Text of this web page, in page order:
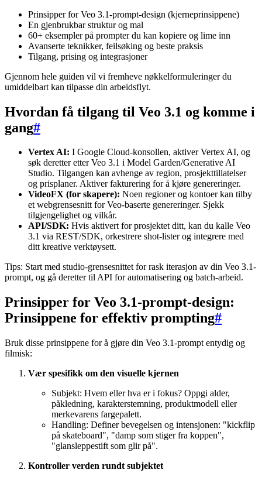
Prinsipper for Veo 3.1-prompt-design (kjerneprinsippene)
En gjenbrukbar struktur og mal
60+ eksempler på prompter du kan kopiere og lime inn
Avanserte teknikker, feilsøking og beste praksis
Tilgang, prising og integrasjoner
Gjennom hele guiden vil vi fremheve nøkkelformuleringer du
umiddelbart kan tilpasse din arbeidsflyt.
Hvordan få tilgang til Veo 3.1 og komme i
gang#
Vertex AI: I Google Cloud-konsollen, aktiver Vertex AI, og
søk deretter etter Veo 3.1 i Model Garden/Generative AI
Studio. Tilgangen kan avhenge av region, prosjekttillatelser
og prisplaner. Aktiver fakturering for å kjøre genereringer.
VideoFX (for skapere): Noen regioner og kontoer kan tilby
et webgrensesnitt for Veo-baserte genereringer. Sjekk
tilgjengelighet og vilkår.
API/SDK: Hvis aktivert for prosjektet ditt, kan du kalle Veo
3.1 via REST/SDK, orkestrere shot-lister og integrere med
ditt kreative verktøysett.
Tips: Start med studio-grensesnittet for rask iterasjon av din Veo 3.1-
prompt, og gå deretter til API for automatisering og batch-arbeid.
Prinsipper for Veo 3.1-prompt-design:
Prinsippene for effektiv prompting#
Bruk disse prinsippene for å gjøre din Veo 3.1-prompt entydig og
filmisk:
Vær spesifikk om den visuelle kjernen
Subjekt: Hvem eller hva er i fokus? Oppgi alder,
påkledning, karakterstemning, produktmodell eller
merkevarens fargepalett.
Handling: Definer bevegelsen og intensjonen: "kickflip
på skateboard", "damp som stiger fra koppen",
"glansleppestift som glir på".
Kontroller verden rundt subjektet